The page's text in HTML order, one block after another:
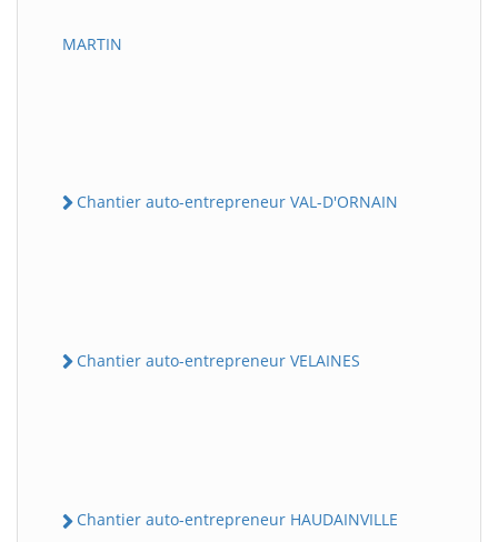
MARTIN
Chantier auto-entrepreneur VAL-D'ORNAIN
Chantier auto-entrepreneur VELAINES
Chantier auto-entrepreneur HAUDAINVILLE